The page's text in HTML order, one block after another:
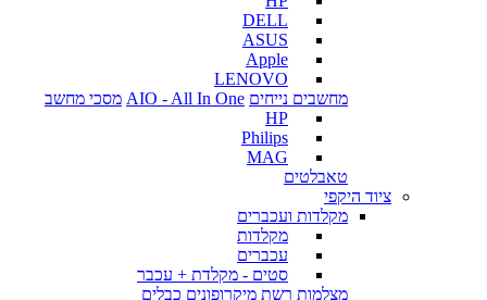
DELL
ASUS
Apple
LENOVO
מחשבים נייחים AIO - All In One מסכי מחשב
HP
Philips
MAG
טאבלטים
ציוד היקפי
מקלדות ועכברים
מקלדות
עכברים
סטים - מקלדת + עכבר
מצלמות רשת מיקרופונים כבלים